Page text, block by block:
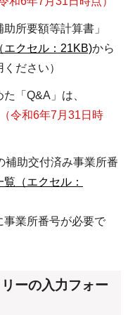
所要額等計算書」
エクセル：21KB)から
ださい）
「Q&A」は、
（令和6年7月31日時
補助交付済み事業所番
覧（エクセル：
事業所番号が必要で
ーの入力フォー